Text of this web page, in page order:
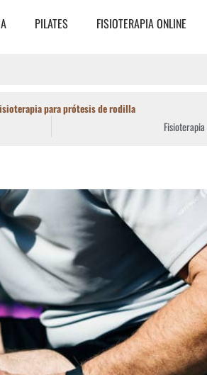
PILATES FISIOTERAPIA ONLINE
para prótesis de rodilla